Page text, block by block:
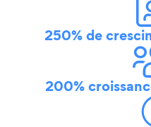
250% de
200%